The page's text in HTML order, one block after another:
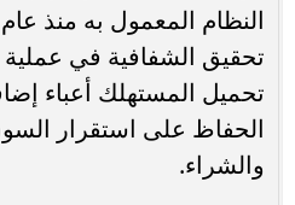
تحقيق الشفافية في
تحميل المستهلك أعباء
الحفاظ على استقرار
والشراء.